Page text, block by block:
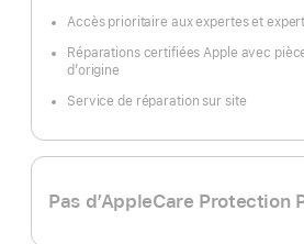
Accès prioritaire aux expertes et
Réparations certifiées Apple avec
d’origine
Service de réparation sur site
Pas d’AppleCare Protection